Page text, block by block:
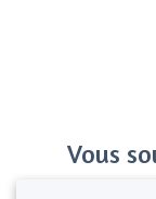
Vous